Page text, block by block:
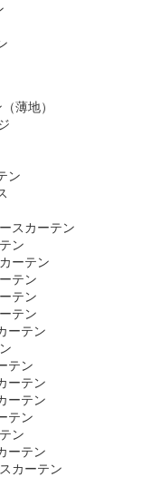
薄地）
ン
スカーテン
ン
ーテン
テン
テン
テン
ーテン
テン
ーテン
ーテン
テン
ン
ーテン
カーテン